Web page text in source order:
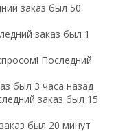
заказ был 50
заказ был 1
Последний
был 3 часа назад
заказ был 15
был 20 минут